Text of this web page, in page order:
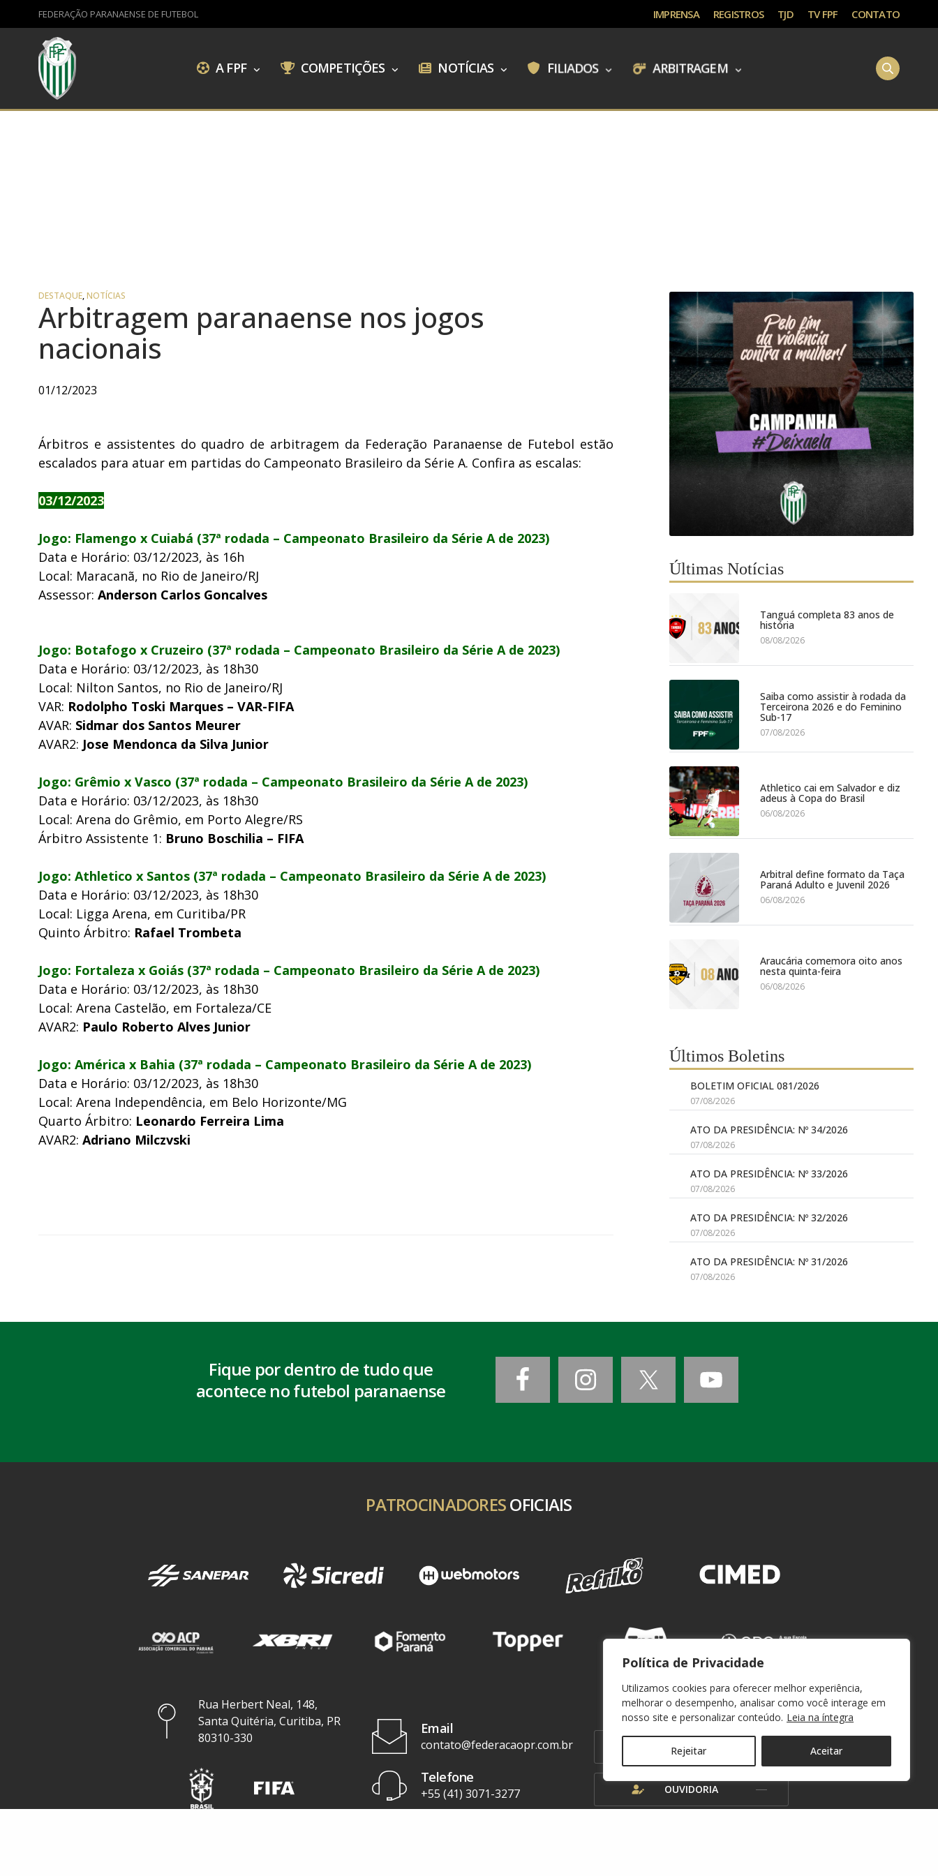
Política de Privacidade
Utilizamos cookies para oferecer melhor experiência,
melhorar o desempenho, analisar como você interage em
nosso site e personalizar conteúdo. Leia na íntegra
Rejeitar Aceitar
FEDERAÇÃO PARANAENSE DE FUTEBOL IMPRENSA REGISTROS TJD TV FPF CONTATO
A FPF COMPETIÇÕES NOTÍCIAS FILIADOS ARBITRAGEM
DESTAQUE,NOTÍCIAS
Arbitragem paranaense nos jogos
nacionais
01/12/2023
Árbitros e assistentes do quadro de arbitragem da Federação Paranaense de Futebol estão
escalados para atuar em partidas do Campeonato Brasileiro da Série A. Confira as escalas:
03/12/2023
Jogo: Flamengo x Cuiabá (37ª rodada – Campeonato Brasileiro da Série A de 2023)
Data e Horário: 03/12/2023, às 16h
Local: Maracanã, no Rio de Janeiro/RJ
Assessor: Anderson Carlos Goncalves
Jogo: Botafogo x Cruzeiro (37ª rodada – Campeonato Brasileiro da Série A de 2023)
Data e Horário: 03/12/2023, às 18h30
Local: Nilton Santos, no Rio de Janeiro/RJ
VAR: Rodolpho Toski Marques – VAR-FIFA
AVAR: Sidmar dos Santos Meurer
AVAR2: Jose Mendonca da Silva Junior
Jogo: Grêmio x Vasco (37ª rodada – Campeonato Brasileiro da Série A de 2023)
Data e Horário: 03/12/2023, às 18h30
Local: Arena do Grêmio, em Porto Alegre/RS
Árbitro Assistente 1: Bruno Boschilia – FIFA
Jogo: Athletico x Santos (37ª rodada – Campeonato Brasileiro da Série A de 2023)
Data e Horário: 03/12/2023, às 18h30
Local: Ligga Arena, em Curitiba/PR
Quinto Árbitro: Rafael Trombeta
Jogo: Fortaleza x Goiás (37ª rodada – Campeonato Brasileiro da Série A de 2023)
Data e Horário: 03/12/2023, às 18h30
Local: Arena Castelão, em Fortaleza/CE
AVAR2: Paulo Roberto Alves Junior
Jogo: América x Bahia (37ª rodada – Campeonato Brasileiro da Série A de 2023)
Data e Horário: 03/12/2023, às 18h30
Local: Arena Independência, em Belo Horizonte/MG
Quarto Árbitro: Leonardo Ferreira Lima
AVAR2: Adriano Milczvski
Últimas Notícias
Tanguá completa 83 anos de
história
08/08/2026
Saiba como assistir à rodada da
Terceirona 2026 e do Feminino
Sub-17
07/08/2026
Athletico cai em Salvador e diz
adeus à Copa do Brasil
06/08/2026
Arbitral define formato da Taça
Paraná Adulto e Juvenil 2026
06/08/2026
Araucária comemora oito anos
nesta quinta-feira
06/08/2026
Últimos Boletins
BOLETIM OFICIAL 081/2026
07/08/2026
ATO DA PRESIDÊNCIA: Nº 34/2026
07/08/2026
ATO DA PRESIDÊNCIA: Nº 33/2026
07/08/2026
ATO DA PRESIDÊNCIA: Nº 32/2026
07/08/2026
ATO DA PRESIDÊNCIA: Nº 31/2026
07/08/2026
Fique por dentro de tudo que
acontece no futebol paranaense
PATROCINADORESOFICIAIS
Rua Herbert Neal, 148,
Santa Quitéria, Curitiba, PR
80310-330
Email
contato@federacaopr.com.br
Telefone
+55 (41) 3071-3277
WEBMAIL
OUVIDORIA